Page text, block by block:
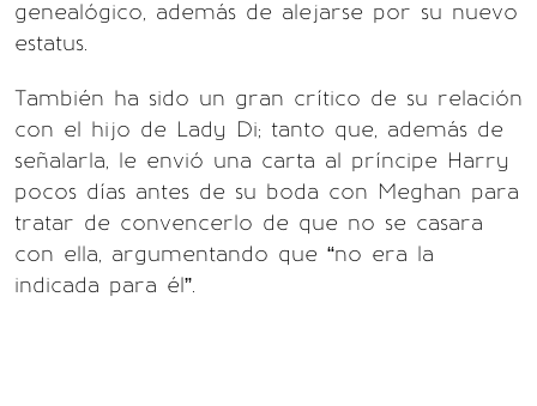
genealógico, además de alejarse por su nuevo
estatus.
También ha sido un gran crítico de su relación
con el hijo de Lady Di; tanto que, además de
señalarla, le envió una carta al príncipe Harry
pocos días antes de su boda con Meghan para
tratar de convencerlo de que no se casara
con ella, argumentando que “no era la
indicada para él”.